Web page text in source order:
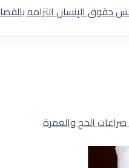
حقوق الإنسان التزامه
الحج والعمرة